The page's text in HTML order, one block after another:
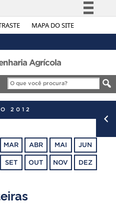
MAPA DO SITE
Simplifique!
Acesso à informação
Legislação
Canais
Agrícola
2012
MAR ABR MAI JUN
SET OUT NOV DEZ